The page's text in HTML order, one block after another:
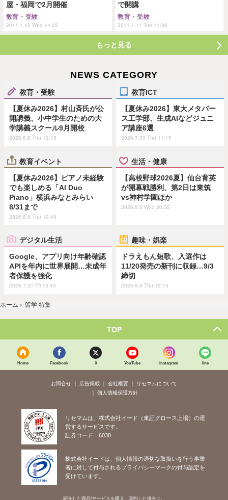
屋・福岡で2月開催
教育・受験
2011.1.12 Wed 14:22
で開講
教育・受験
2011.1.11 Tue 11:36
もっと見る
NEWS CATEGORY
教育・受験
【夏休み2026】村山斉氏が公
開講義、小中学生のための大
学講義スクール9月開校
2026.8.6 Thu 19:15
教育ICT
【夏休み2026】東大メタバー
ス工学部、生成AIなどジュニ
ア講座6選
2026.7.30 Thu 11:15
教育イベント
【夏休み2026】ピアノ未経験
でも楽しめる「AI Duo
Piano」横浜みなとみらい
8/31まで
2026.8.6 Thu 19:45
生活・健康
【高校野球2026夏】仙台育英
が開幕戦勝利、第2日は東筑
vs神村学園ほか
2026.8.5 Wed 20:32
デジタル生活
Google、アプリ向け年齢確認
APIを年内に世界展開…未成年
者保護を強化
2026.7.31 Fri 13:45
趣味・娯楽
ドラえもん短歌、入選作は
11/20発売の新刊に収録…9/3
締切
2026.8.6 Thu 15:15
ホーム › 留学 特集
TOP
Home Facebook X YouTube Instagram line
お問合せ 広告掲載 会社概要
リセマムについて
個人情報保護方針
リセマムは、株式会社イード（東証グロース上場）の運
営するサービスです。
証券コード：6038
株式会社イードは、個人情報の適切な取扱いを行う事業
者に対して付与されるプライバシーマークの付与認定を
受けています。
紹介した商品/サービスを購入、契約した場合に、